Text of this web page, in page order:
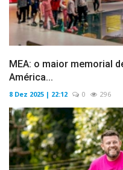
MEA: o maior memorial
América...
8 Dez 2025 | 22:12 0 296